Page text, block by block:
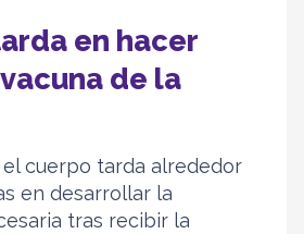
en hacer
de la
cuerpo tarda alrededor
en desarrollar la
tras recibir la